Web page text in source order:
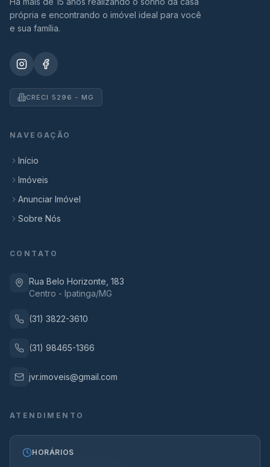
própria e encontrando o imóvel ideal para você
e sua família.
CRECI 5296 - MG
NAVEGAÇÃO
Início
Imóveis
Anunciar Imóvel
Sobre Nós
CONTATO
Rua Belo Horizonte, 183
Centro - Ipatinga/MG
(31) 3822-3610
(31) 98465-1366
jvr.imoveis@gmail.com
ATENDIMENTO
HORÁRIOS